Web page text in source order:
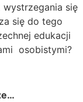
wystrzegania się
się do tego
edukacji
osobistymi?